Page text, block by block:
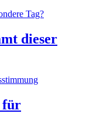
dieser
für